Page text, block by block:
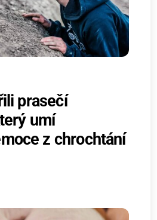
prasečí
umí
z chrochtání